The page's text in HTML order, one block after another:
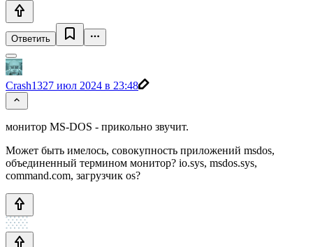
Ответить
Crash1327 июл 2024 в 23:48
монитор MS-DOS - прикольно звучит.
Может быть имелось, совокупность приложений msdos,
объединенный термином монитор? io.sys, msdos.sys,
command.com, загрузчик os?